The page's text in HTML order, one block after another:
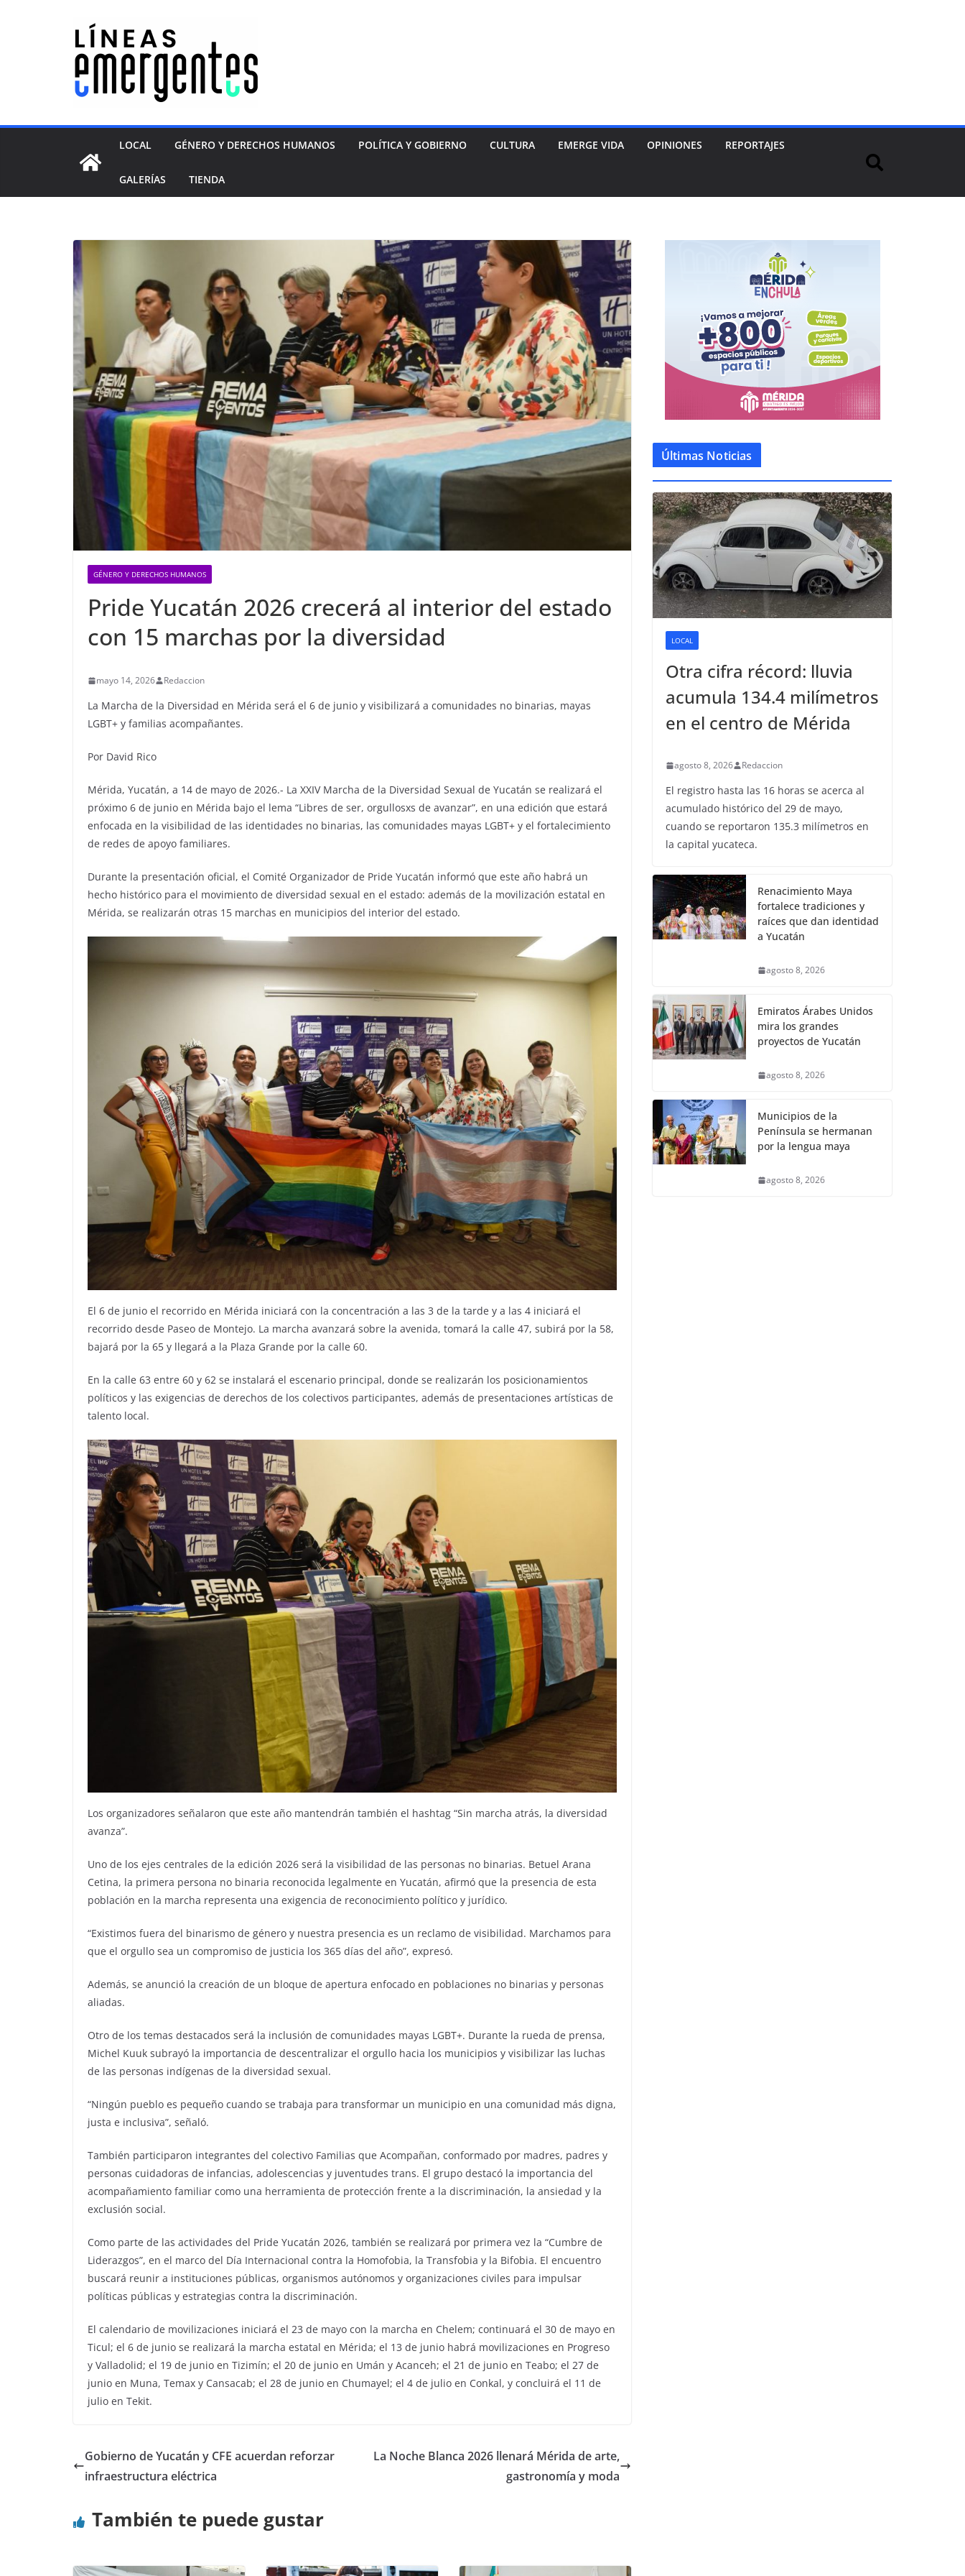
LOCAL GÉNERO Y DERECHOS HUMANOS POLÍTICA Y GOBIERNO CULTURA EMERGE VIDA OPINIONES REPORTAJES
GALERÍAS TIENDA
GÉNERO Y DERECHOS HUMANOS
Pride Yucatán 2026 crecerá al interior del estado
con 15 marchas por la diversidad
mayo 14, 2026 Redaccion
La Marcha de la Diversidad en Mérida será el 6 de junio y visibilizará a comunidades no binarias, mayas
LGBT+ y familias acompañantes.
Por David Rico
Mérida, Yucatán, a 14 de mayo de 2026.- La XXIV Marcha de la Diversidad Sexual de Yucatán se realizará el
próximo 6 de junio en Mérida bajo el lema “Libres de ser, orgullosxs de avanzar”, en una edición que estará
enfocada en la visibilidad de las identidades no binarias, las comunidades mayas LGBT+ y el fortalecimiento
de redes de apoyo familiares.
Durante la presentación oficial, el Comité Organizador de Pride Yucatán informó que este año habrá un
hecho histórico para el movimiento de diversidad sexual en el estado: además de la movilización estatal en
Mérida, se realizarán otras 15 marchas en municipios del interior del estado.
El 6 de junio el recorrido en Mérida iniciará con la concentración a las 3 de la tarde y a las 4 iniciará el
recorrido desde Paseo de Montejo. La marcha avanzará sobre la avenida, tomará la calle 47, subirá por la 58,
bajará por la 65 y llegará a la Plaza Grande por la calle 60.
En la calle 63 entre 60 y 62 se instalará el escenario principal, donde se realizarán los posicionamientos
políticos y las exigencias de derechos de los colectivos participantes, además de presentaciones artísticas de
talento local.
Los organizadores señalaron que este año mantendrán también el hashtag “Sin marcha atrás, la diversidad
avanza”.
Uno de los ejes centrales de la edición 2026 será la visibilidad de las personas no binarias. Betuel Arana
Cetina, la primera persona no binaria reconocida legalmente en Yucatán, afirmó que la presencia de esta
población en la marcha representa una exigencia de reconocimiento político y jurídico.
“Existimos fuera del binarismo de género y nuestra presencia es un reclamo de visibilidad. Marchamos para
que el orgullo sea un compromiso de justicia los 365 días del año”, expresó.
Además, se anunció la creación de un bloque de apertura enfocado en poblaciones no binarias y personas
aliadas.
Otro de los temas destacados será la inclusión de comunidades mayas LGBT+. Durante la rueda de prensa,
Michel Kuuk subrayó la importancia de descentralizar el orgullo hacia los municipios y visibilizar las luchas
de las personas indígenas de la diversidad sexual.
“Ningún pueblo es pequeño cuando se trabaja para transformar un municipio en una comunidad más digna,
justa e inclusiva”, señaló.
También participaron integrantes del colectivo Familias que Acompañan, conformado por madres, padres y
personas cuidadoras de infancias, adolescencias y juventudes trans. El grupo destacó la importancia del
acompañamiento familiar como una herramienta de protección frente a la discriminación, la ansiedad y la
exclusión social.
Como parte de las actividades del Pride Yucatán 2026, también se realizará por primera vez la “Cumbre de
Liderazgos”, en el marco del Día Internacional contra la Homofobia, la Transfobia y la Bifobia. El encuentro
buscará reunir a instituciones públicas, organismos autónomos y organizaciones civiles para impulsar
políticas públicas y estrategias contra la discriminación.
El calendario de movilizaciones iniciará el 23 de mayo con la marcha en Chelem; continuará el 30 de mayo en
Ticul; el 6 de junio se realizará la marcha estatal en Mérida; el 13 de junio habrá movilizaciones en Progreso
y Valladolid; el 19 de junio en Tizimín; el 20 de junio en Umán y Acanceh; el 21 de junio en Teabo; el 27 de
junio en Muna, Temax y Cansacab; el 28 de junio en Chumayel; el 4 de julio en Conkal, y concluirá el 11 de
julio en Tekit.
Gobierno de Yucatán y CFE acuerdan reforzar
infraestructura eléctrica
La Noche Blanca 2026 llenará Mérida de arte,
gastronomía y moda
También te puede gustar
Últimas Noticias
LOCAL
Otra cifra récord: lluvia
acumula 134.4 milímetros
en el centro de Mérida
agosto 8, 2026 Redaccion
El registro hasta las 16 horas se acerca al
acumulado histórico del 29 de mayo,
cuando se reportaron 135.3 milímetros en
la capital yucateca.
Renacimiento Maya
fortalece tradiciones y
raíces que dan identidad
a Yucatán
agosto 8, 2026
Emiratos Árabes Unidos
mira los grandes
proyectos de Yucatán
agosto 8, 2026
Municipios de la
Península se hermanan
por la lengua maya
agosto 8, 2026